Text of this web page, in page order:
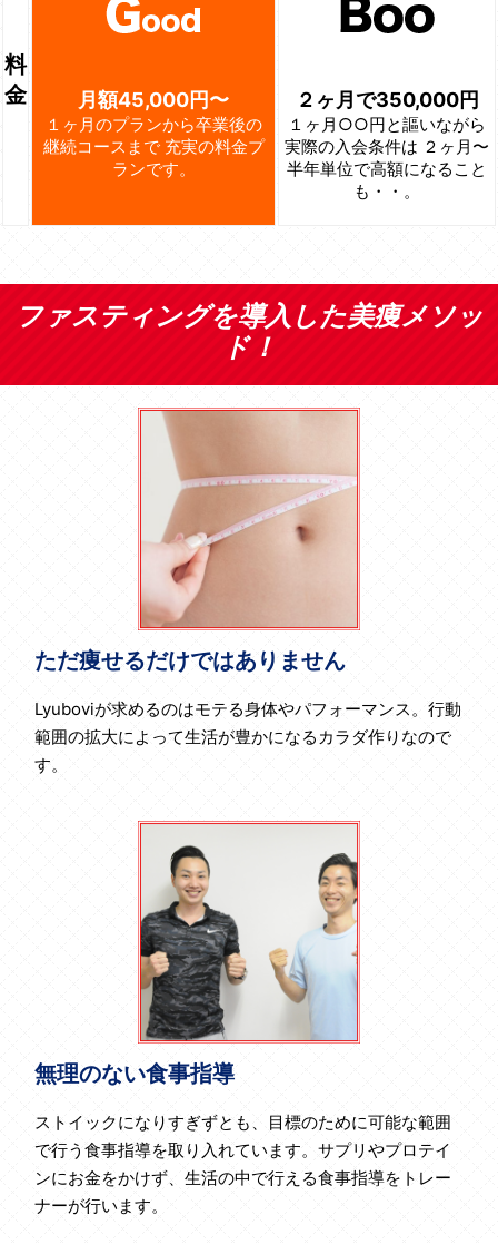
料
金
月額45,000円〜
１ヶ月のプランから卒業後の
継続コースまで充実の料金プ
ランです。
２ヶ月で350,000円
１ヶ月○○円と謳いながら
実際の入会条件は ２ヶ月〜
半年単位で高額になること
も・・。
ファスティングを導入した美痩メソッ
ド！
ただ痩せるだけではありません
Lyuboviが求めるのはモテる身体やパフォーマンス。行動
範囲の拡大によって生活が豊かになるカラダ作りなので
す。
無理のない食事指導
ストイックになりすぎずとも、目標のために可能な範囲
で行う食事指導を取り入れています。サプリやプロテイ
ンにお金をかけず、生活の中で行える食事指導をトレー
ナーが行います。